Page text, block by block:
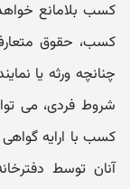
کسب، حقوق
چنانچه ورثه یا
شروط فردی، می
کسب با ارایه
آنان توسط